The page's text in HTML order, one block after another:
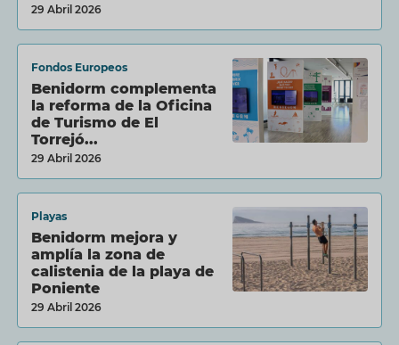
29 Abril 2026
Fondos Europeos
Benidorm complementa
la reforma de la Oficina
de Turismo de El
Torrejó...
29 Abril 2026
Playas
Benidorm mejora y
amplía la zona de
calistenia de la playa de
Poniente
29 Abril 2026